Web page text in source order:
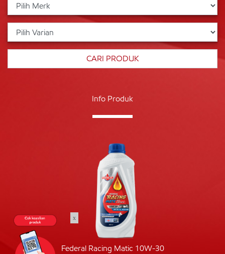
Info Produk
Federal Racing Matic 10W-30
x